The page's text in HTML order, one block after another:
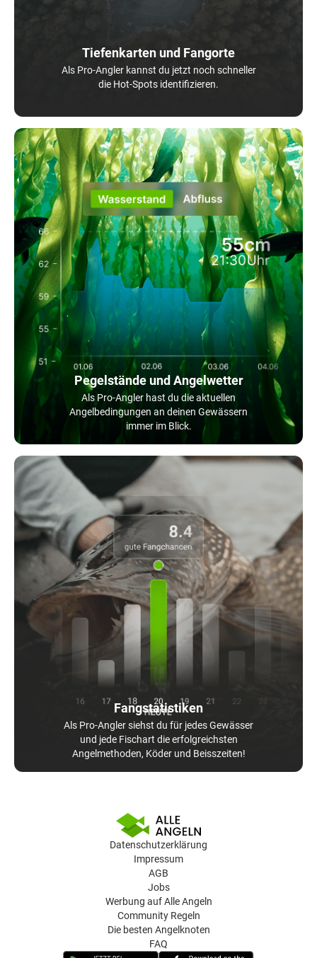
Tiefenkarten und Fangorte
Als Pro-Angler kannst du jetzt noch schneller
die Hot-Spots identifizieren.
Pegelstände und Angelwetter
Als Pro-Angler hast du die aktuellen
Angelbedingungen an deinen Gewässern
immer im Blick.
Fangstatistiken
Als Pro-Angler siehst du für jedes Gewässer
und jede Fischart die erfolgreichsten
Angelmethoden, Köder und Beisszeiten!
Datenschutzerklärung
Impressum
AGB
Jobs
Werbung auf Alle Angeln
Community Regeln
Die besten Angelknoten
FAQ